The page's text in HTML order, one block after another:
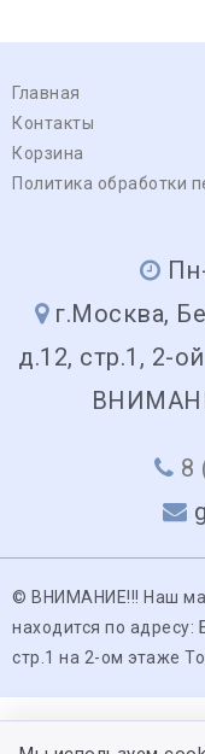
Главная
Контакты
Корзина
Политика обработки
г.Москва,
д.12, стр.1, 2-
8
© ВНИМАНИЕ!!! Наш
находится по
стр.1 на 2-ом этаже